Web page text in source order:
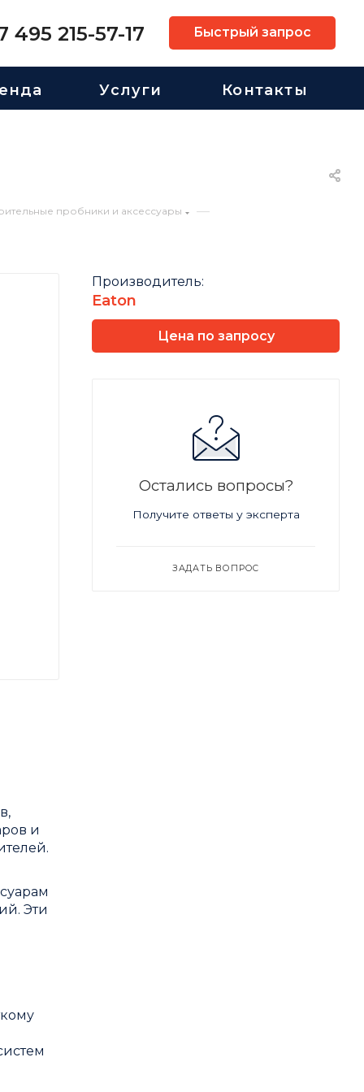
495 215-57-17 Быстрый запрос
Услуги Контакты
пробники и аксессуары —
и
Эти
Производитель:
Eaton
Цена по запросу
Остались вопросы?
Получите ответы у эксперта
ЗАДАТЬ ВОПРОС